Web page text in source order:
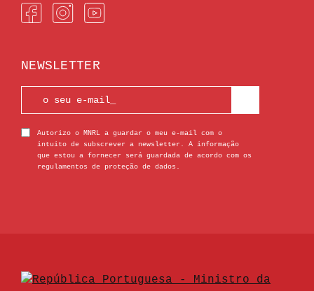
NEWSLETTER
Autorizo o MNRL a guardar o meu e-mail com o
intuito de subscrever a newsletter. A informação
que estou a fornecer será guardada de acordo com os
regulamentos de proteção de dados.